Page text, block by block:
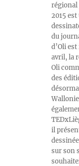
régional
2015
du
d’Oli
avril, la
Oli
des
il
sur son